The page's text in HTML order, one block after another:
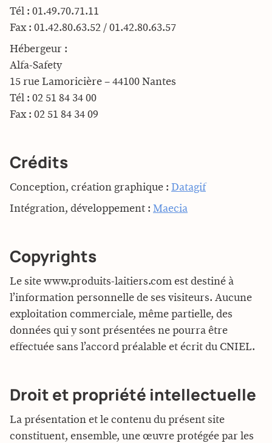
Tél : 01.49.70.71.11
Fax : 01.42.80.63.52 / 01.42.80.63.57
Hébergeur :
Alfa-Safety
15 rue Lamoricière – 44100 Nantes
Tél : 02 51 84 34 00
Fax : 02 51 84 34 09
Crédits
Conception, création graphique : Datagif
Intégration, développement : Maecia
Copyrights
Le site www.produits-laitiers.com est destiné à
l’information personnelle de ses visiteurs. Aucune
exploitation commerciale, même partielle, des
données qui y sont présentées ne pourra être
effectuée sans l’accord préalable et écrit du CNIEL.
Droit etpropriété intellectuelle
La présentation et le contenu du présent site
constituent, ensemble, une œuvre protégée par les